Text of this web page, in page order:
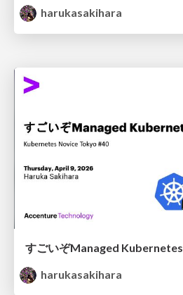
harukasakihara
すごいぞManaged Kubernetes
harukasakihara